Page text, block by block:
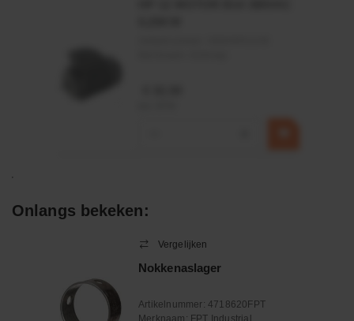
Onlangs bekeken:
Vergelijken
Nokkenaslager
Artikelnummer: 4718620FPT
Merknaam: FPT Industrial